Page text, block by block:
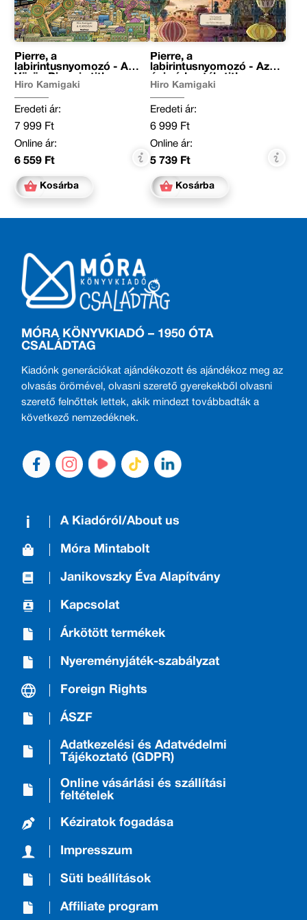
Pierre, a
labirintusnyomozó - A
Vörös Piramis titka
Hiro Kamigaki
Eredeti ár:
7 999 Ft
Online ár:
6 559 Ft
Kosárba
Pierre, a
labirintusnyomozó - Az
égi várkastély titka
Hiro Kamigaki
Eredeti ár:
6 999 Ft
Online ár:
5 739 Ft
Kosárba
MÓRA KÖNYVKIADÓ – 1950 ÓTA
CSALÁDTAG
Kiadónk generációkat ajándékozott és ajándékoz meg az
olvasás örömével, olvasni szerető gyerekekből olvasni
szerető felnőttek lettek, akik mindezt továbbadták a
következő nemzedéknek.
A Kiadóról/About us
Móra Mintabolt
Janikovszky Éva Alapítvány
Kapcsolat
Árkötött termékek
Nyereményjáték-szabályzat
Foreign Rights
ÁSZF
Adatkezelési és Adatvédelmi
Tájékoztató (GDPR)
Online vásárlási és szállítási
feltételek
Kéziratok fogadása
Impresszum
Süti beállítások
Affiliate program